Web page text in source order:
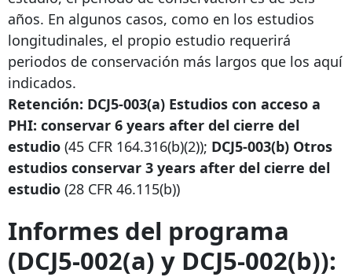
años. En algunos casos, como en los estudios
longitudinales, el propio estudio requerirá
periodos de conservación más largos que los aquí
indicados.
Retención: DCJ5-003(a) Estudios con acceso a
PHI: conservar 6 years after del cierre del
estudio (45 CFR 164.316(b)(2)); DCJ5-003(b) Otros
estudios conservar 3 years after del cierre del
estudio (28 CFR 46.115(b))
Informes del programa
(DCJ5-002(a) y DCJ5-002(b)):